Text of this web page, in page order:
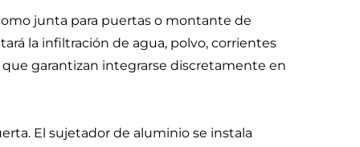
junta para puertas o montante de
la infiltración de agua, polvo, corrientes
garantizan integrarse discretamente en
El sujetador de aluminio se instala